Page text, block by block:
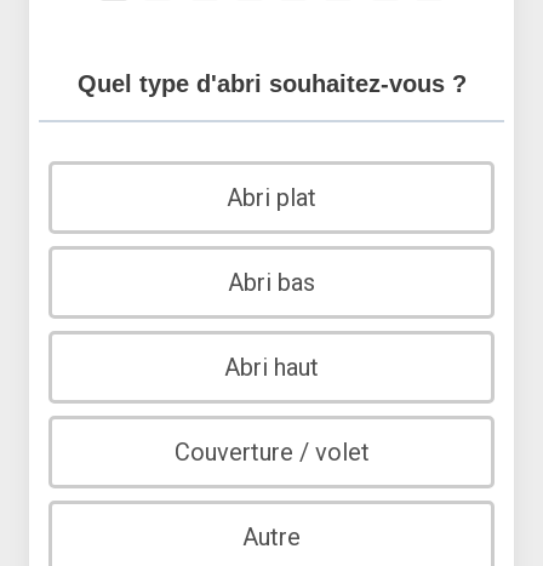
Quel type d'abri souhaitez-vous ?
Abri plat
Abri bas
Abri haut
Couverture / volet
Autre